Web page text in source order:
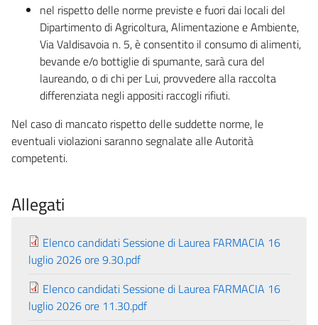
nel rispetto delle norme previste e fuori dai locali del
Dipartimento di Agricoltura, Alimentazione e Ambiente,
Via Valdisavoia n. 5, è consentito il consumo di alimenti,
bevande e/o bottiglie di spumante, sarà cura del
laureando, o di chi per Lui, provvedere alla raccolta
differenziata negli appositi raccogli rifiuti.
Nel caso di mancato rispetto delle suddette norme, le
eventuali violazioni saranno segnalate alle Autorità
competenti.
Allegati
Elenco candidati Sessione di Laurea FARMACIA 16
luglio 2026 ore 9.30.pdf
Elenco candidati Sessione di Laurea FARMACIA 16
luglio 2026 ore 11.30.pdf